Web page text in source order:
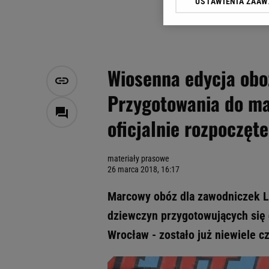
Wiosenna edycja
Przygotowania do
oficjalnie
materiały prasowe
26 marca 2018, 16:17
Marcowy obóz dla zawodniczek
dziewczyn przygotowujących się
Wrocław - zostało już niewiele
Klikając „Akceptuję”
Zaufanych Partnerów i
My, nasi Zaufani
Użycie dokładnych
Przechowywanie
badnie odbiorców i